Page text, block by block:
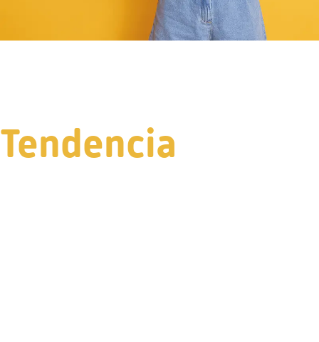
Tendencia